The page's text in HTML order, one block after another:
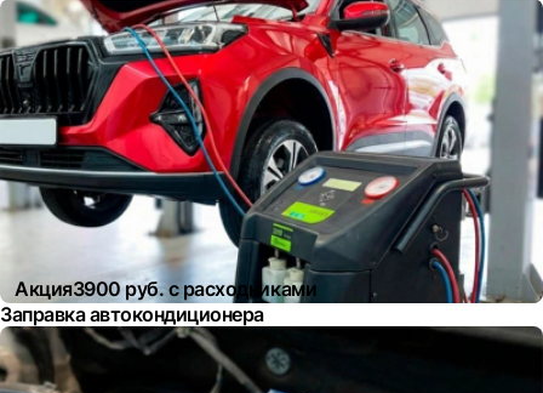
Акция3900 руб. с расходниками
Заправка автокондиционера